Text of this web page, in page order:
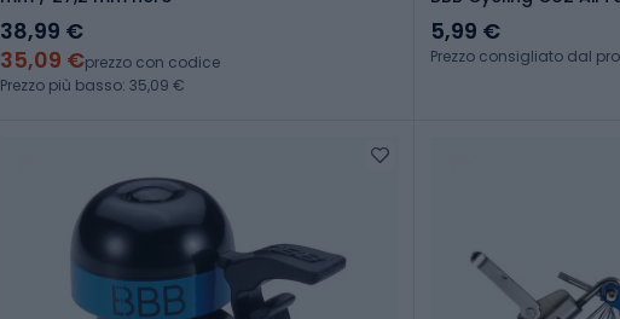
38,99 €
35,09 €prezzo con codice
Prezzo più basso: 35,09 €
5,99 €
Prezzo consigliato dal